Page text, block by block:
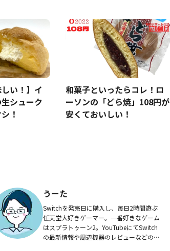
しい！】イ
シューク
！
和菓子といったらコレ！ロ
ーソンの「どら焼」108円が
安くておいしい！
うーた
Switchを発売日に購入し、毎日2時間遊ぶ
任天堂大好きゲーマー。一番好きなゲーム
はスプラトゥーン2。YouTubeにてSwitch
の最新情報や周辺機器のレビューなどの情